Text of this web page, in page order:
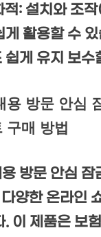
: 설치와 조
게 활용할 수
쉽게 유지 보수
용 방문 안심
구매 방법
방문 안심 잠
양한 온라인
. 이 제품은 보